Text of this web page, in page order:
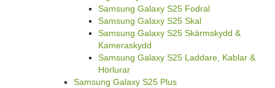
Samsung Galaxy S25 Fodral
Samsung Galaxy S25 Skal
Samsung Galaxy S25 Skärmskydd &
Kameraskydd
Samsung Galaxy S25 Laddare, Kablar &
Hörlurar
Samsung Galaxy S25 Plus